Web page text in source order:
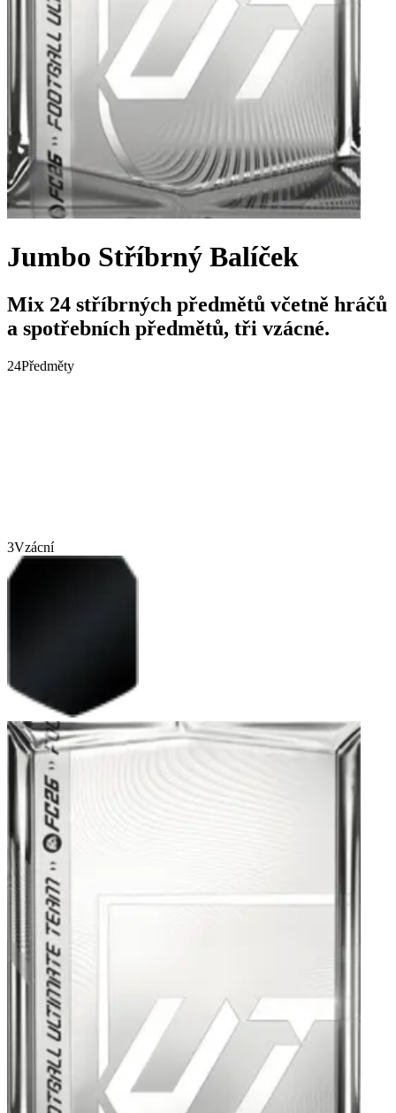
Jumbo Stříbrný Balíček
Mix 24 stříbrných předmětů včetně hráčů
a spotřebních předmětů, tři vzácné.
24Předměty
3Vzácní